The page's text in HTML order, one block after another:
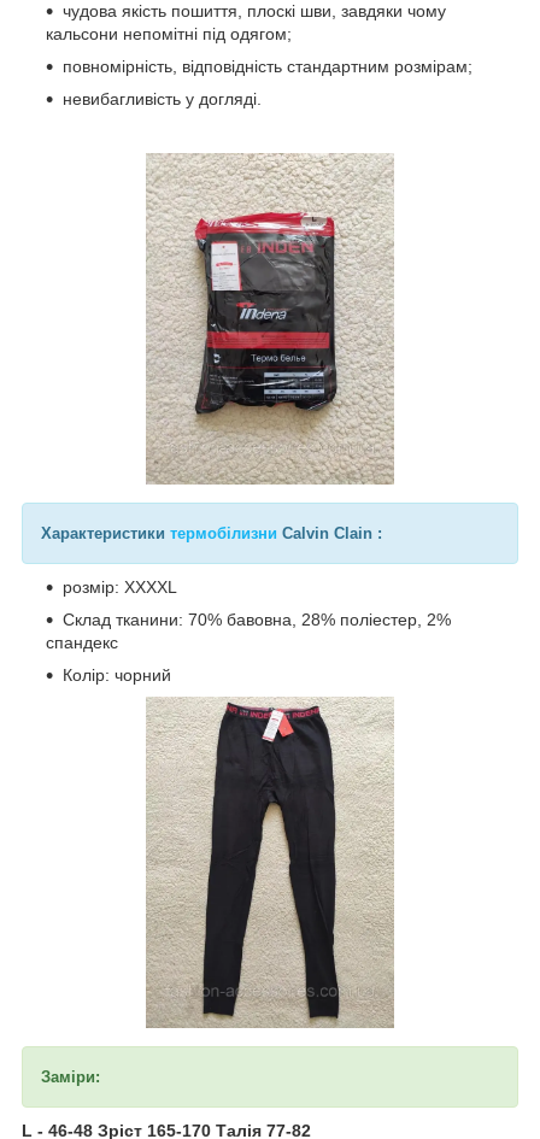
чудова якість пошиття, плоскі шви, завдяки чому
кальсони непомітні під одягом;
повномірність, відповідність стандартним розмірам;
невибагливість у догляді.
Характеристики термобілизни Calvin Clain :
розмір: ХХХХL
Склад тканини: 70% бавовна, 28% поліестер, 2%
спандекс
Колір: чорний
Заміри:
L - 46-48 Зріст 165-170 Талія 77-82